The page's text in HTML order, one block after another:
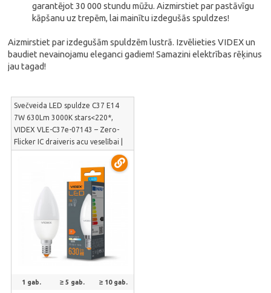
garantējot 30 000 stundu mūžu. Aizmirstiet par pastāvīgu
kāpšanu uz trepēm, lai mainītu izdegušās spuldzes!
Aizmirstiet par izdegušām spuldzēm lustrā. Izvēlieties VIDEX un
baudiet nevainojamu eleganci gadiem! Samazini elektrības rēķinus
jau tagad!
Svečveida LED spuldze C37 E14
7W 630Lm 3000K stars<220*,
VIDEX VLE-C37e-07143 – Zero-
Flicker IC draiveris acu veselībai |
1 gab. ≥ 5 gab. ≥ 10 gab.